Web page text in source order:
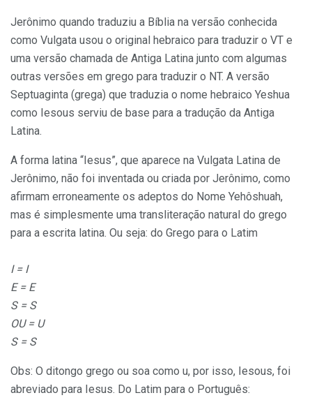
Jerônimo quando traduziu a Bíblia na versão conhecida
como Vulgata usou o original hebraico para traduzir o VT e
uma versão chamada de Antiga Latina junto com algumas
outras versões em grego para traduzir o NT. A versão
Septuaginta (grega) que traduzia o nome hebraico Yeshua
como Iesous serviu de base para a tradução da Antiga
Latina.
A forma latina “Iesus”, que aparece na Vulgata Latina de
Jerônimo, não foi inventada ou criada por Jerônimo, como
afirmam erroneamente os adeptos do Nome Yehôshuah,
mas é simplesmente uma transliteração natural do grego
para a escrita latina. Ou seja: do Grego para o Latim
I = I
E = E
S = S
OU = U
S = S
Obs: O ditongo grego ou soa como u, por isso, Iesous, foi
abreviado para Iesus. Do Latim para o Português: